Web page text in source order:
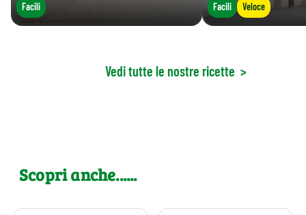
Facili Facili Veloce
Vedi tutte le nostre ricette >
Scopri anche......